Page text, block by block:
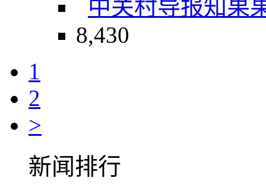
中关村导报知果
8,430
1
2
>
新闻排行